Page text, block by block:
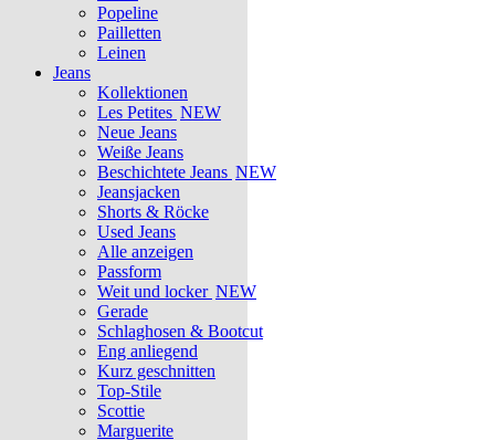
Popeline
Pailletten
Leinen
Jeans
Kollektionen
Les Petites NEW
Neue Jeans
Weiße Jeans
Beschichtete Jeans NEW
Jeansjacken
Shorts & Röcke
Used Jeans
Alle anzeigen
Passform
Weit und locker NEW
Gerade
Schlaghosen & Bootcut
Eng anliegend
Kurz geschnitten
Top-Stile
Scottie
Marguerite